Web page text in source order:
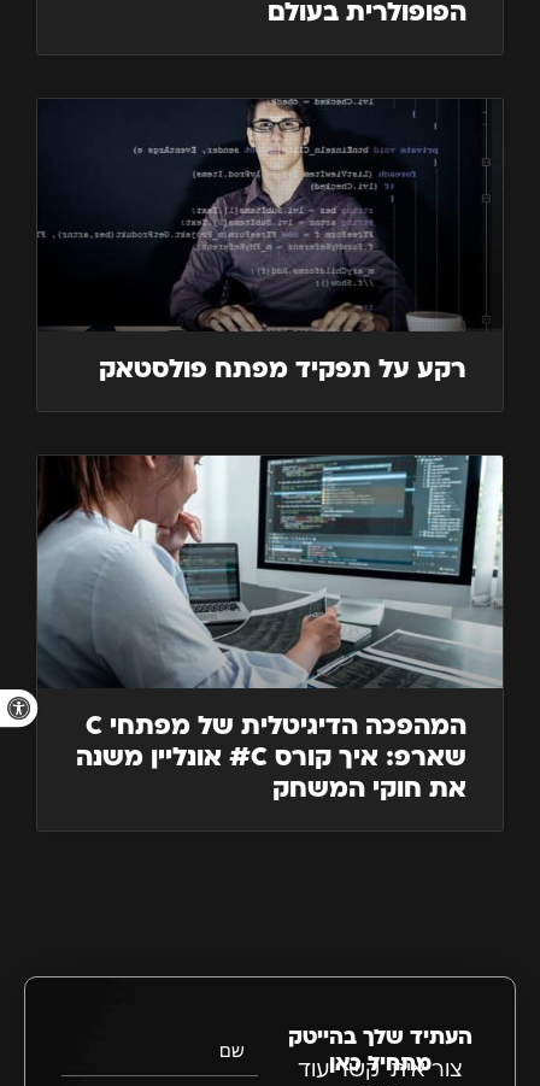
פתח
הפופולרית בעולם
רקע על תפקיד מפתח פולסטאק
המהפכה הדיגיטלית של מפתחי C
שארפ: איך קורס C# אונליין משנה
את חוקי המשחק
העתיד שלך בהייטק
מתחיל כאן
צור איתי קשר עוד
שם